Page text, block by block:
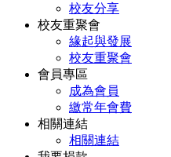
校友分享
校友重聚會
緣起與發展
校友重聚會
會員專區
成為會員
繳常年會費
相關連結
相關連結